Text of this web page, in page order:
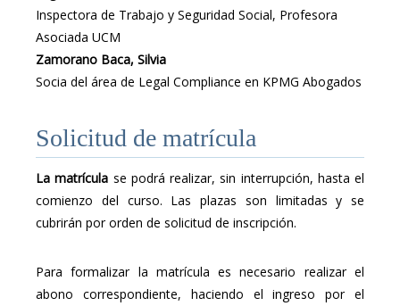
Inspectora de Trabajo y Seguridad Social, Profesora
Asociada UCM
Zamorano Baca, Silvia
Socia del área de Legal Compliance en KPMG Abogados
Solicitud de matrícula
La matrícula se podrá realizar, sin interrupción, hasta el
comienzo del curso. Las plazas son limitadas y se
cubrirán por orden de solicitud de inscripción.
Para formalizar la matrícula es necesario realizar el
abono correspondiente, haciendo el ingreso por el